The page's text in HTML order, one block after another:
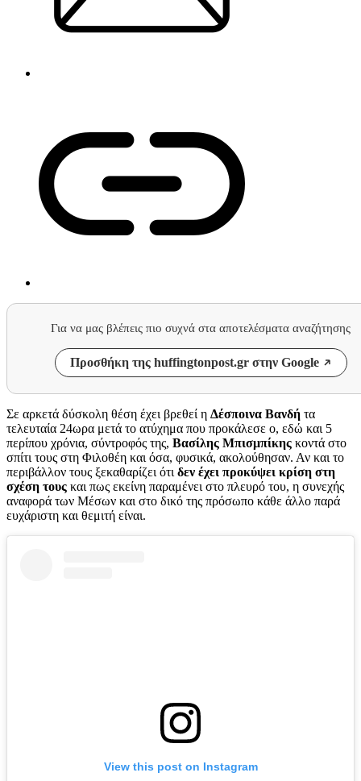
Για να μας βλέπεις πιο συχνά στα αποτελέσματα αναζήτησης
Προσθήκη της huffingtonpost.gr στην Google
Σε αρκετά δύσκολη θέση έχει βρεθεί η Δέσποινα Βανδή τα
τελευταία 24ωρα μετά το ατύχημα που προκάλεσε ο, εδώ και 5
περίπου χρόνια, σύντροφός της, Βασίλης Μπισμπίκης κοντά στο
σπίτι τους στη Φιλοθέη και όσα, φυσικά, ακολούθησαν. Αν και το
περιβάλλον τους ξεκαθαρίζει ότι δεν έχει προκύψει κρίση στη
σχέση τους και πως εκείνη παραμένει στο πλευρό του, η συνεχής
αναφορά των Μέσων και στο δικό της πρόσωπο κάθε άλλο παρά
ευχάριστη και θεμιτή είναι.
View this post on Instagram